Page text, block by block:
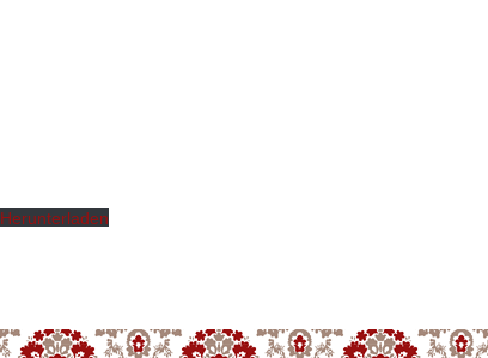
Herunterladen